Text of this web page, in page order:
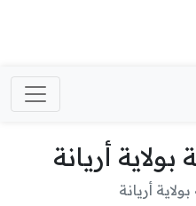
أريانة
أريانة